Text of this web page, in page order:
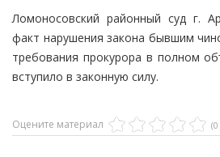
Ломоносовский районный суд г.
факт нарушения закона бывшим
требования прокурора в полном
вступило в законную силу.
Оцените материал